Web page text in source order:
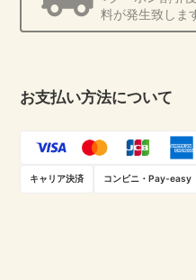
料が発生致しま
お支払い方法について
キャリア決済 コンビニ・Pay-easy